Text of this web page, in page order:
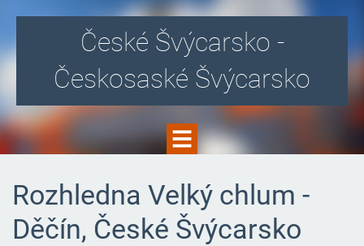
České Švýcarsko -
Českosaské Švýcarsko
Rozhledna Velký chlum -
Děčín, České Švýcarsko